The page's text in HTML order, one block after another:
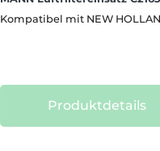
Kompatibel mit NEW
Produktdetails